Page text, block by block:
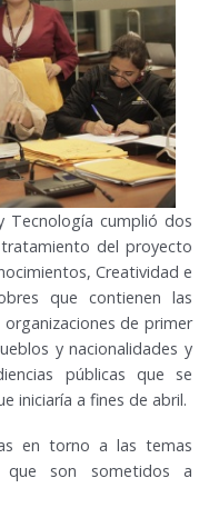
Tecnología cumplió dos
del proyecto
Creatividad e
que contienen las
de primer
y nacionalidades y
públicas que se
iniciaría a fines de abril.
en torno a las temas
que son sometidos a